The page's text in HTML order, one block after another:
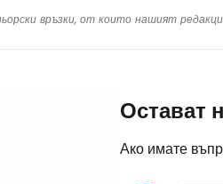
връзки, от които нашият
Остават
Ако имате